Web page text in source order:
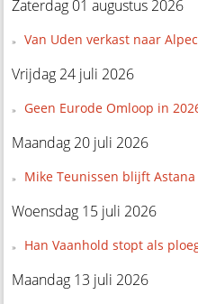
Zaterdag 01 augustus 2026
Van Uden verkast naar
Vrijdag 24 juli 2026
Geen Eurode Omloop in
Maandag 20 juli 2026
Mike Teunissen blijft
Woensdag 15 juli 2026
Han Vaanhold stopt als
Maandag 13 juli 2026